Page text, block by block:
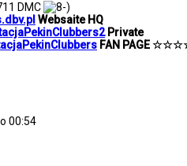
DMC
Websaite HQ
Private
FAN PAGE
00:54